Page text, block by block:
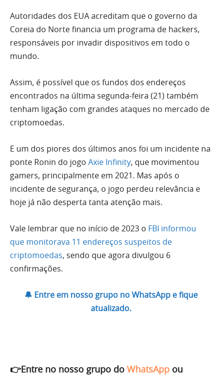
Autoridades dos EUA acreditam que o governo da
Coreia do Norte financia um programa de hackers,
responsáveis por invadir dispositivos em todo o
mundo.
Assim, é possível que os fundos dos endereços
encontrados na última segunda-feira (21) também
tenham ligação com grandes ataques no mercado de
criptomoedas.
E um dos piores dos últimos anos foi um incidente na
ponte Ronin do jogo Axie Infinity, que movimentou
gamers, principalmente em 2021. Mas após o
incidente de segurança, o jogo perdeu relevância e
hoje já não desperta tanta atenção mais.
Vale lembrar que no início de 2023 o FBI informou
que monitorava 11 endereços suspeitos de
criptomoedas, sendo que agora divulgou 6
confirmações.
🔔 Entre em nosso grupo no WhatsApp e fique
atualizado.
👉Entre no nosso grupo do WhatsApp ou